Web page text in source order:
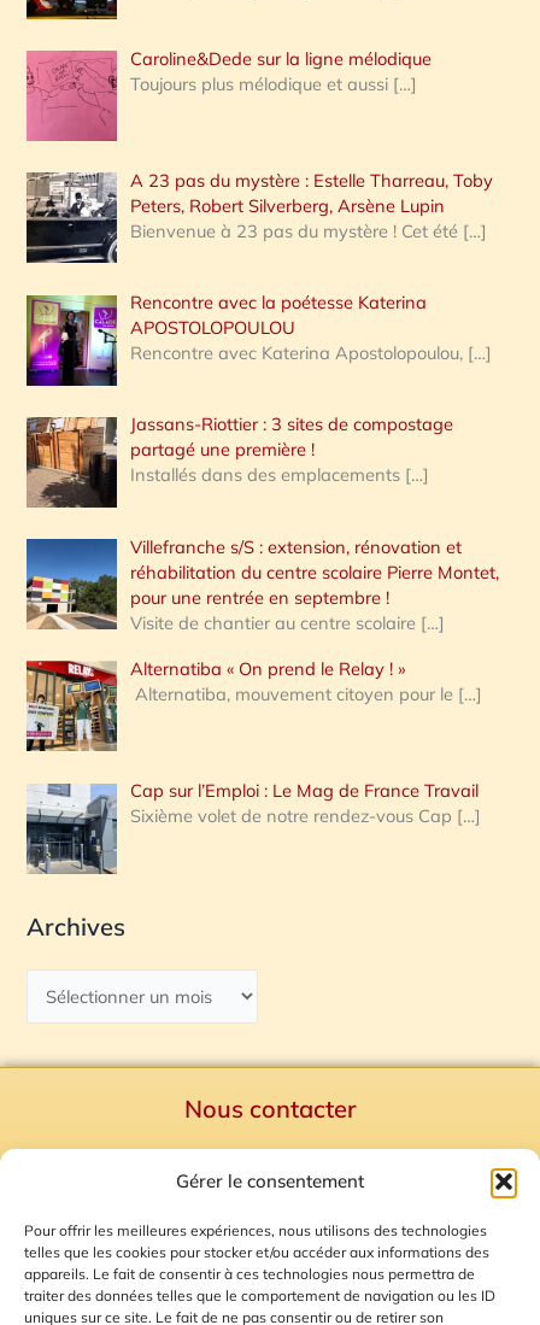
Gérer le consentement
Pour offrir les meilleures expériences, nous utilisons des technologies
telles que les cookies pour stocker et/ou accéder aux informations des
appareils. Le fait de consentir à ces technologies nous permettra de
traiter des données telles que le comportement de navigation ou les ID
uniques sur ce site. Le fait de ne pas consentir ou de retirer son
Caroline&Dede sur la ligne mélodique
Toujours plus mélodique et aussi […]
A 23 pas du mystère : Estelle Tharreau, Toby
Peters, Robert Silverberg, Arsène Lupin
Bienvenue à 23 pas du mystère ! Cet été […]
Rencontre avec la poétesse Katerina
APOSTOLOPOULOU
Rencontre avec Katerina Apostolopoulou, […]
Jassans-Riottier : 3 sites de compostage
partagé une première !
Installés dans des emplacements […]
Villefranche s/S : extension, rénovation et
réhabilitation du centre scolaire Pierre Montet,
pour une rentrée en septembre !
Visite de chantier au centre scolaire […]
Alternatiba « On prend le Relay ! »
Alternatiba, mouvement citoyen pour le […]
Cap sur l’Emploi : Le Mag de France Travail
Sixième volet de notre rendez-vous Cap […]
Archives
Nous contacter
Mentions Légales
Plan du site
Gestion des Cookies